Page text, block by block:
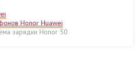
Honor Huawei
зарядки Honor 50